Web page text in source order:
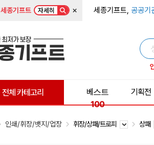
세종기프트 자세히 × 세종기프트, 공공기
전체 카테고리
베스트
100
기획전
인쇄/휘장/뱃지/업장 휘장/상패/트로피 상패